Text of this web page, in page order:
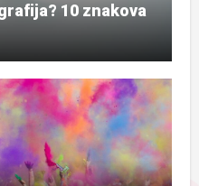
10 znakova